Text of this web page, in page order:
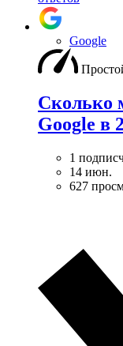
Google
Сколько
Google в
1
14 июн.
627